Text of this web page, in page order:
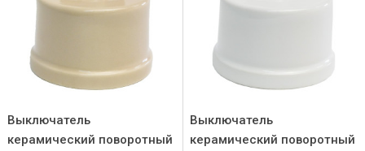
Выключатель
керамический поворотный
Выключатель
керамический поворотный